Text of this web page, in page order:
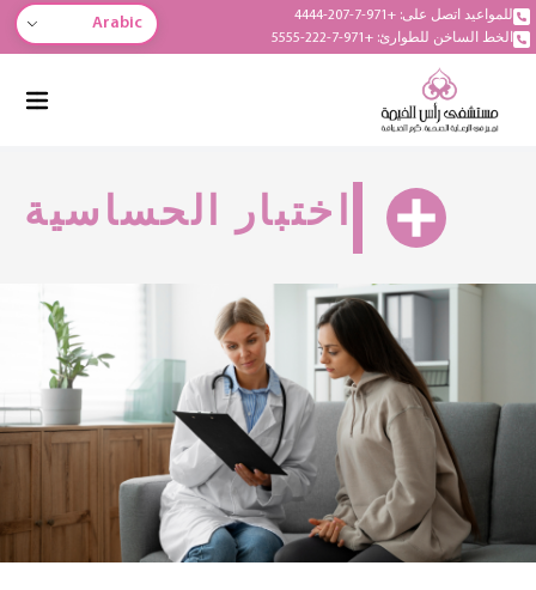
للمواعيد اتصل على: +971-7-207-4444
الخط الساخن للطوارئ: +971-7-222-5555
Arabic
اختبار الحساسية